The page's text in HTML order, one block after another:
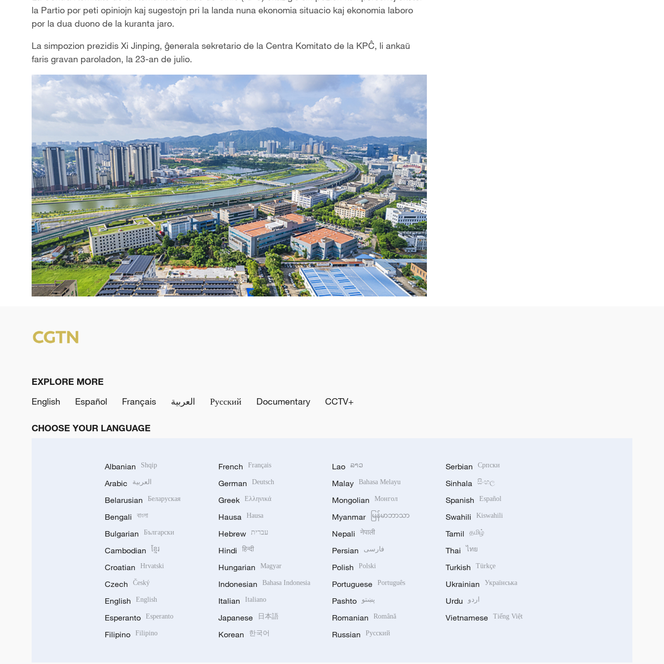
la Partio por peti opiniojn kaj sugestojn pri la landa nuna ekonomia situacio kaj ekonomia laboro
por la dua duono de la kuranta jaro.
La simpozion prezidis Xi Jinping, ĝenerala sekretario de la Centra Komitato de la KPĈ, li ankaŭ
faris gravan paroladon, la 23-an de julio.
EXPLORE MORE
English
Español Français العربية Русский Documentary CCTV+
CHOOSE YOUR LANGUAGE
Albanian Shqip
Arabic العربية
Belarusian Беларуская
Bengali বাংলা
Bulgarian Български
Cambodian ខ្មែរ
Croatian Hrvatski
Czech Český
English English
Esperanto Esperanto
Filipino Filipino
French Français
German Deutsch
Greek Ελληνικά
Hausa Hausa
Hebrew עברית
Hindi हिन्दी
Hungarian Magyar
Indonesian Bahasa Indonesia
Italian Italiano
Japanese 日本語
Korean 한국어
Lao ລາວ
Malay Bahasa Melayu
Mongolian Монгол
Myanmar မြန်မာဘာသာ
Nepali नेपाली
Persian فارسی
Polish Polski
Portuguese Português
Pashto پښتو
Romanian Română
Russian Русский
Serbian Српски
Sinhala සිංහල
Spanish Español
Swahili Kiswahili
Tamil தமிழ்
Thai ไทย
Turkish Türkçe
Ukrainian Українська
Urdu اردو
Vietnamese Tiếng Việt